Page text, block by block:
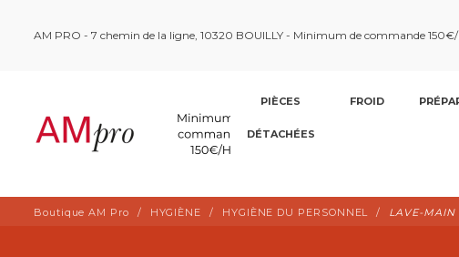
AM PRO - 7 chemin de la ligne, 10320 BOUILLY - Minimum de commande
PIÈCES
DÉTACHÉES
FROID
Boutique AM Pro HYGIÈNE HYGIÈNE DU PERSONNEL LAVE-MAIN